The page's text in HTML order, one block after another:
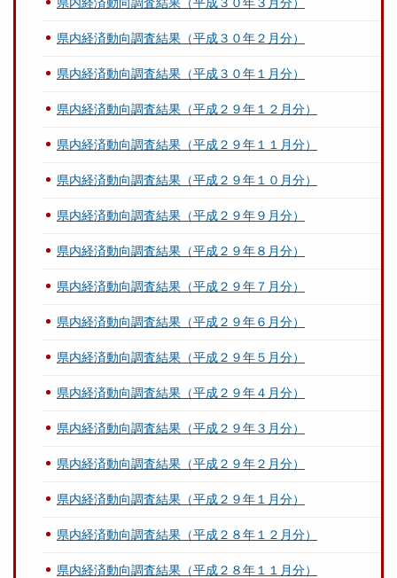
県内経済動向調査結果（平成３０年２月分）
県内経済動向調査結果（平成３０年１月分）
県内経済動向調査結果（平成２９年１２月分）
県内経済動向調査結果（平成２９年１１月分）
県内経済動向調査結果（平成２９年１０月分）
県内経済動向調査結果（平成２９年９月分）
県内経済動向調査結果（平成２９年８月分）
県内経済動向調査結果（平成２９年７月分）
県内経済動向調査結果（平成２９年６月分）
県内経済動向調査結果（平成２９年５月分）
県内経済動向調査結果（平成２９年４月分）
県内経済動向調査結果（平成２９年３月分）
県内経済動向調査結果（平成２９年２月分）
県内経済動向調査結果（平成２９年１月分）
県内経済動向調査結果（平成２８年１２月分）
県内経済動向調査結果（平成２８年１１月分）